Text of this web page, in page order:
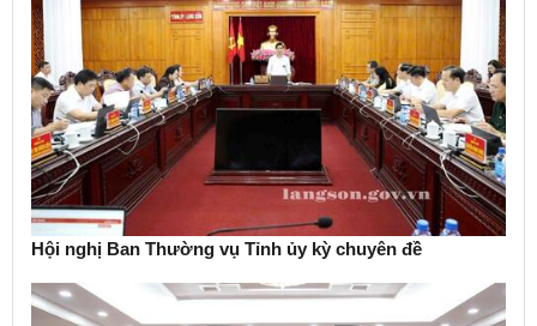
Hội nghị Ban Thường vụ Tỉnh ủy kỳ chuyên đề